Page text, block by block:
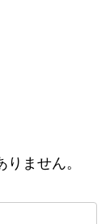
ません。